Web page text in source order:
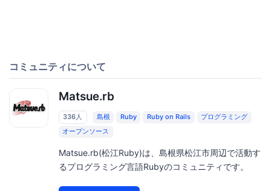
コミュニティについて
Matsue.rb
336人 島根 Ruby Ruby on Rails
プログラミング
オープンソース
Matsue.rb(松江Ruby)は、島根県松江市周辺で活動す
るプログラミング言語Rubyのコミュニティです。